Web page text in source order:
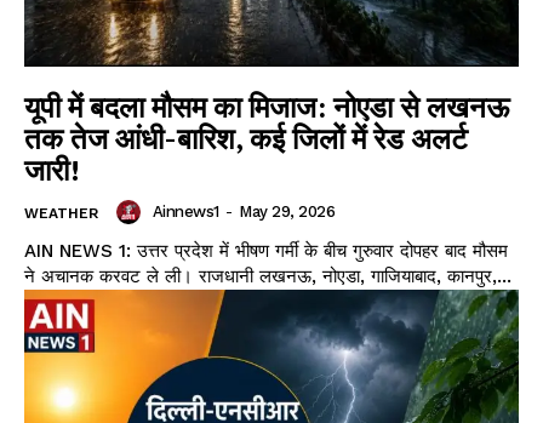
यूपी में बदला मौसम का मिजाज: नोएडा से लखनऊ
तक तेज आंधी-बारिश, कई जिलों में रेड अलर्ट
जारी!
WEATHER Ainnews1 - May 29, 2026
AIN NEWS 1: उत्तर प्रदेश में भीषण गर्मी के बीच गुरुवार दोपहर बाद मौसम
ने अचानक करवट ले ली। राजधानी लखनऊ, नोएडा, गाजियाबाद, कानपुर,...